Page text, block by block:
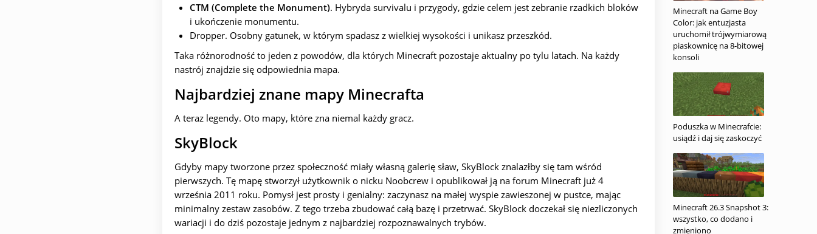
CTM (Complete the Monument). Hybryda survivalu i przygody, gdzie celem jest zebranie rzadkich bloków
i ukończenie monumentu.
Dropper. Osobny gatunek, w którym spadasz z wielkiej wysokości i unikasz przeszkód.
Taka różnorodność to jeden z powodów, dla których Minecraft pozostaje aktualny po tylu latach. Na każdy
nastrój znajdzie się odpowiednia mapa.
Najbardziej znane mapy Minecrafta
A teraz legendy. Oto mapy, które zna niemal każdy gracz.
SkyBlock
Gdyby mapy tworzone przez społeczność miały własną galerię sław, SkyBlock znalazłby się tam wśród
pierwszych. Tę mapę stworzył użytkownik o nicku Noobcrew i opublikował ją na forum Minecraft już 4
września 2011 roku. Pomysł jest prosty i genialny: zaczynasz na małej wyspie zawieszonej w pustce, mając
minimalny zestaw zasobów. Z tego trzeba zbudować całą bazę i przetrwać. SkyBlock doczekał się niezliczonych
wariacji i do dziś pozostaje jednym z najbardziej rozpoznawalnych trybów.
Minecraft na Game Boy
Color: jak entuzjasta
uruchomił trójwymiarową
piaskownicę na 8-bitowej
konsoli
Poduszka w Minecrafcie:
usiądź i daj się zaskoczyć
Minecraft 26.3 Snapshot 3:
wszystko, co dodano i
zmieniono